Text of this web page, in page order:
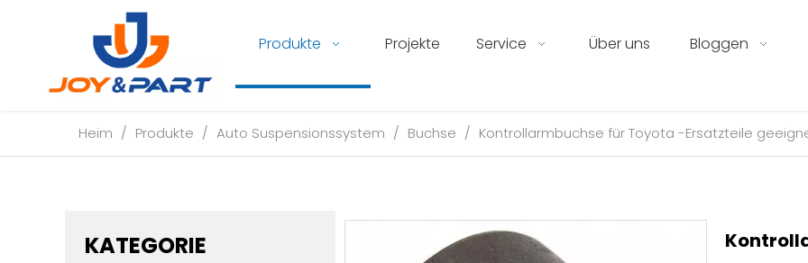
Produkte Projekte Service Über uns Bloggen
Heim / Produkte / Auto Suspensionssystem / Buchse / Kontrollarmbuchse für Toyota -Ersatzteile
KATEGORIE